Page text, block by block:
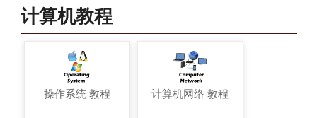
计算机教程
操作系统 教程 计算机网络 教程